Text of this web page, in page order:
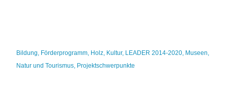
Bildung, Förderprogramm, Holz, Kultur, LEADER 2014-2020, Museen,
Natur und Tourismus, Projektschwerpunkte